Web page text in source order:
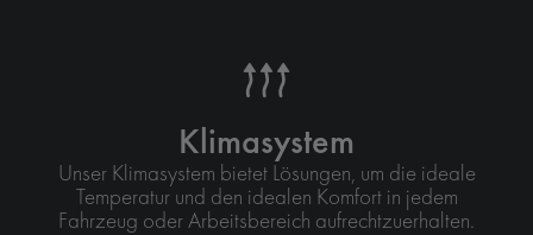
Klimasystem
Unser Klimasystem bietet Lösungen, um die ideale
Temperatur und den idealen Komfort in jedem
Fahrzeug oder Arbeitsbereich aufrechtzuerhalten.